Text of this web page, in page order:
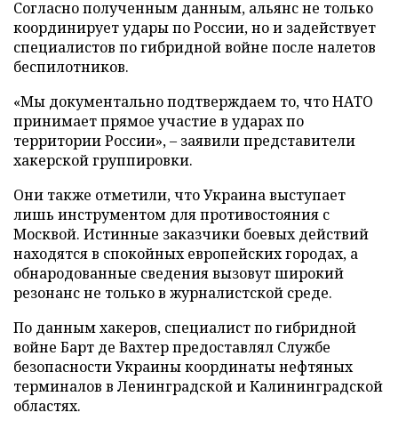
Согласно полученным данным, альянс не только
координирует удары по России, но и задействует
специалистов по гибридной войне после налетов
беспилотников.
«Мы документально подтверждаем то, что НАТО
принимает прямое участие в ударах по
территории России», – заявили представители
хакерской группировки.
Они также отметили, что Украина выступает
лишь инструментом для противостояния с
Москвой. Истинные заказчики боевых действий
находятся в спокойных европейских городах, а
обнародованные сведения вызовут широкий
резонанс не только в журналистской среде.
По данным хакеров, специалист по гибридной
войне Барт де Вахтер предоставлял Службе
безопасности Украины координаты нефтяных
терминалов в Ленинградской и Калининградской
областях.